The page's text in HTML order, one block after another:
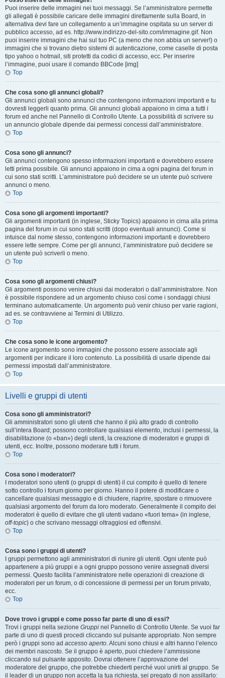
Puoi inserire delle immagini nei tuoi messaggi. Se l’amministratore permette
gli allegati è possibile caricare delle immagini direttamente sulla Board, in
alternativa devi fare un collegamento a un’immagine ospitata su un server di
pubblico accesso, ad es. http://www.indirizzo-del-sito.com/immagine.gif. Non
puoi inserire immagini che hai sul tuo PC (a meno che non abbia un server!) o
immagini che si trovano dietro sistemi di autenticazione, come caselle di posta
tipo yahoo o hotmail, siti protetti da codici di accesso, ecc. Per inserire
l’immagine, puoi usare il comando BBCode [img]
Top
Che cosa sono gli annunci globali?
Gli annunci globali sono annunci che contengono informazioni importanti e tu
dovresti leggerli quanto prima. Gli annunci globali appaiono in cima a tutti i
forum ed anche nel Pannello di Controllo Utente. La possibilità di scrivere su
un annuncio globale dipende dai permessi concessi dall’amministratore.
Top
Cosa sono gli annunci?
Gli annunci contengono spesso informazioni importanti e dovrebbero essere
letti prima possibile. Gli annunci appaiono in cima a ogni pagina del forum in
cui sono stati scritti. L’amministratore può decidere se un utente può scrivere
annunci o meno.
Top
Cosa sono gli argomenti importanti?
Gli argomenti importanti (in inglese, Sticky Topics) appaiono in cima alla prima
pagina del forum in cui sono stati scritti (dopo eventuali annunci). Come si
intuisce dal nome stesso, contengono informazioni importanti e dovrebbero
essere lette sempre. Come per gli annunci, l’amministratore può decidere se
un utente può scriverli o meno.
Top
Cosa sono gli argomenti chiusi?
Gli argomenti possono venire chiusi dai moderatori o dall’amministratore. Non
è possibile rispondere ad un argomento chiuso così come i sondaggi chiusi
terminano automaticamente. Un argomento può venir chiuso per varie ragioni,
ad es. se contravviene ai Termini di Utilizzo.
Top
Che cosa sono le icone argomento?
Le icone argomento sono immagini che possono essere associate agli
argomenti per indicare il loro contenuto. La possibilità di usarle dipende dai
permessi impostati dall’amministratore.
Top
Livelli e gruppi di utenti
Cosa sono gli amministratori?
Gli amministratori sono gli utenti che hanno il più alto grado di controllo
sull’intera Board; possono controllare qualsiasi elemento, inclusi i permessi, la
disabilitazione (o «ban») degli utenti, la creazione di moderatori e gruppi di
utenti, ecc. Inoltre, possono moderare tutti i forum.
Top
Cosa sono i moderatori?
I moderatori sono utenti (o gruppi di utenti) il cui compito è quello di tenere
sotto controllo i forum giorno per giorno. Hanno il potere di modificare o
cancellare qualsiasi messaggio e di chiudere, riaprire, spostare o rimuovere
qualsiasi argomento del forum da loro moderato. Generalmente il compito dei
moderatori è quello di evitare che gli utenti vadano «fuori tema» (in inglese,
off-topic) o che scrivano messaggi oltraggiosi ed offensivi.
Top
Cosa sono i gruppi di utenti?
I gruppi permettono agli amministratori di riunire gli utenti. Ogni utente può
appartenere a più gruppi e a ogni gruppo possono venire assegnati diversi
permessi. Questo facilita l’amministratore nelle operazioni di creazione di
moderatori per un forum, o di concessione di permessi per un forum privato,
ecc.
Top
Dove trovo i gruppi e come posso far parte di uno di essi?
Trovi i gruppi nella sezione Gruppi nel Pannello di Controllo Utente. Se vuoi far
parte di uno di questi procedi cliccando sul pulsante appropriato. Non sempre
però i gruppi sono ad accesso aperto. Alcuni sono chiusi e altri hanno l’elenco
dei membri nascosto. Se il gruppo è aperto, puoi chiedere l’ammissione
cliccando sul pulsante apposito. Dovrai ottenere l’approvazione del
moderatore del gruppo, che potrebbe chiederti perché vuoi unirti al gruppo. Se
il leader di un gruppo non accetta la tua richiesta, sei pregato di non assillarlo: